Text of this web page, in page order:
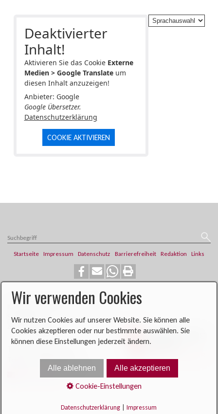
Deaktivierter
Inhalt!
Aktivieren Sie das Cookie Externe
Medien > Google Translateum
diesen Inhalt anzuzeigen!
Anbieter: Google
Google Übersetzer.
Datenschutzerklärung
COOKIE AKTIVIEREN
Startseite Impressum Datenschutz Barrierefreiheit Redaktion Links
​​​​Katholische Pfarrei St. Franziskus
Steinweg 6
46419 Isselburg
Telefax: 02874 900396​​​​
Wir verwenden Cookies
Wir nutzen Cookies auf unserer Website. Sie können alle
Cookies akzeptieren oder nur bestimmte auswählen. Sie
können diese Einstellungen jederzeit ändern.
Alle ablehnen Alle akzeptieren
Cookie-Einstellungen
Datenschutzerklärung |Impressum